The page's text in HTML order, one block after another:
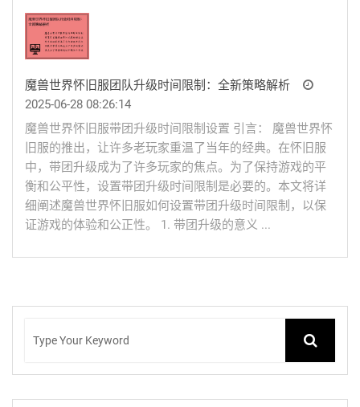
魔兽世界怀旧服团队升级时间限制：全新策略解析
2025-06-28 08:26:14
魔兽世界怀旧服带团升级时间限制设置 引言： 魔兽世界怀
旧服的推出，让许多老玩家重温了当年的经典。在怀旧服
中，带团升级成为了许多玩家的焦点。为了保持游戏的平
衡和公平性，设置带团升级时间限制是必要的。本文将详
细阐述魔兽世界怀旧服如何设置带团升级时间限制，以保
证游戏的体验和公正性。 1. 带团升级的意义 ...